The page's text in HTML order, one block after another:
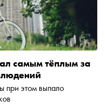
самым тёплым за
при этом выпало